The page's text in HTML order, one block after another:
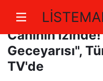
Bruce Willis ve
Caninin
Geceyarısı",
TV'de